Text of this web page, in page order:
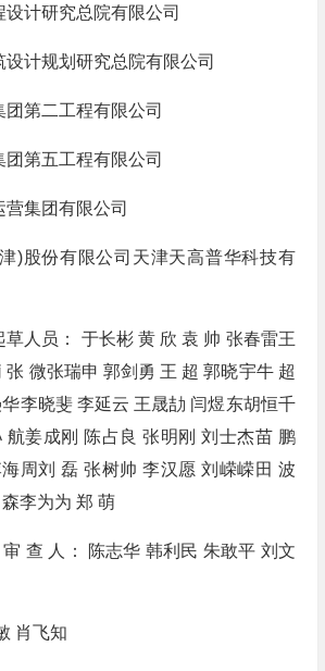
设计研究总院有限公司
设计规划研究总院有限公司
团第二工程有限公司
团第五工程有限公司
集团有限公司
)股份有限公司天津天高普华科技有
草人员： 于长彬 黄 欣 袁 帅 张春雷王
张 微张瑞申 郭剑勇 王 超 郭晓宇牛 超
李晓斐 李延云 王晟劼 闫煜东胡恒千
航姜成刚 陈占良 张明刚 刘士杰苗 鹏
周刘 磊 张树帅 李汉愿 刘嵘嵘田 波
李为为 郑 萌
查 人： 陈志华 韩利民 朱敢平 刘文
肖飞知